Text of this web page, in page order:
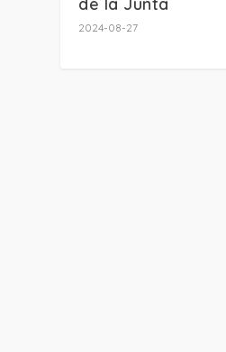
de la Junta
2024-08-27